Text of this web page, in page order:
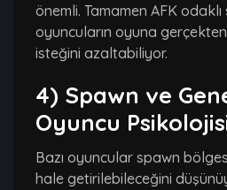
önemli. Tamamen AFK
oyuncuların oyuna
isteğini azaltabiliyor.
4) Spawn ve
Oyuncu
Bazı oyuncular spawn
hale getirilebileceğini